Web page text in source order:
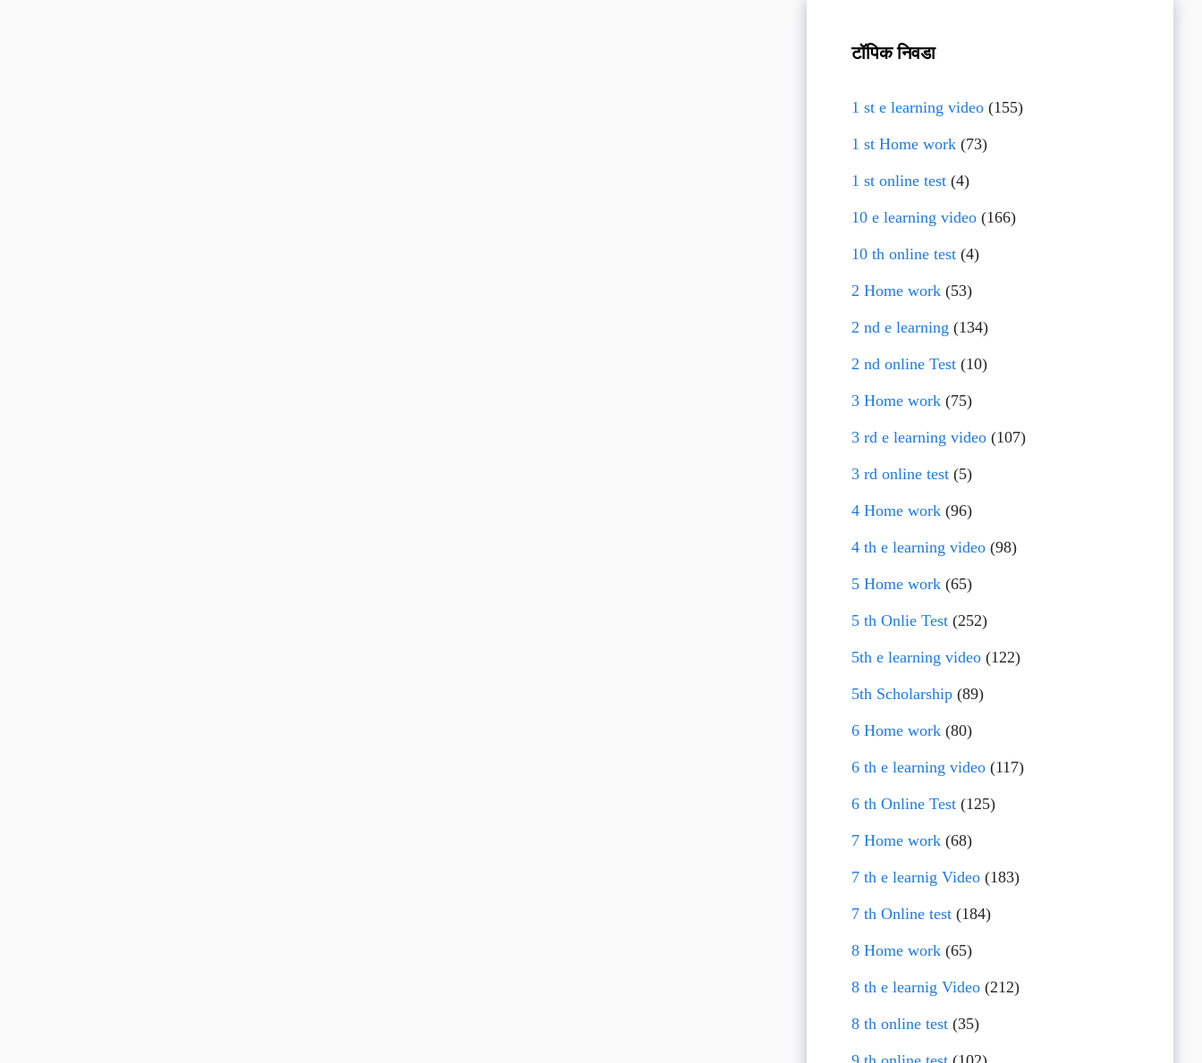
टॉपिक निवडा
1 st e learning video(155)
1 st Home work(73)
1 st online test(4)
10 e learning video(166)
10 th online test(4)
2 Home work(53)
2 nd e learning (134)
2 nd online Test(10)
3 Home work(75)
3 rd e learning video(107)
3 rd online test(5)
4 Home work(96)
4 th e learning video(98)
5 Home work(65)
5 th Onlie Test(252)
5th e learning video(122)
5th Scholarship(89)
6 Home work(80)
6 th e learning video(117)
6 th Online Test(125)
7 Home work(68)
7 th e learnig Video(183)
7 th Online test(184)
8 Home work(65)
8 th e learnig Video(212)
8 th online test(35)